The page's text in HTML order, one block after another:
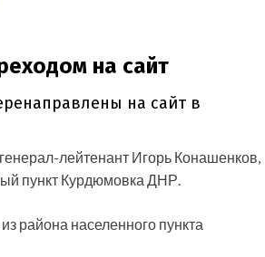
лейтенант Игорь Конашенков,
пункт Курдюмовка ДНР.
района населенного пункта